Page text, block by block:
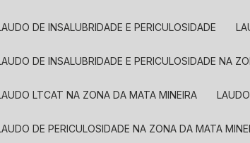
LAUDO DE INSALUBRIDADE E PERICULOSIDADE
LAUDO DE INSALUBRIDADE E PERICULOSIDADE NA
LAUDO LTCAT NA ZONA DA MATA MINEIRA
LAUDO DE PERICULOSIDADE NA ZONA DA MATA